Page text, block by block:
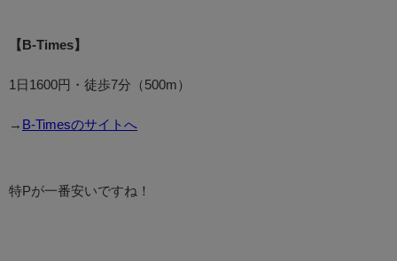
【B-Times】
1日1600円・徒歩7分（500m）
→ B-Timesのサイトへ
特Pが一番安いですね！